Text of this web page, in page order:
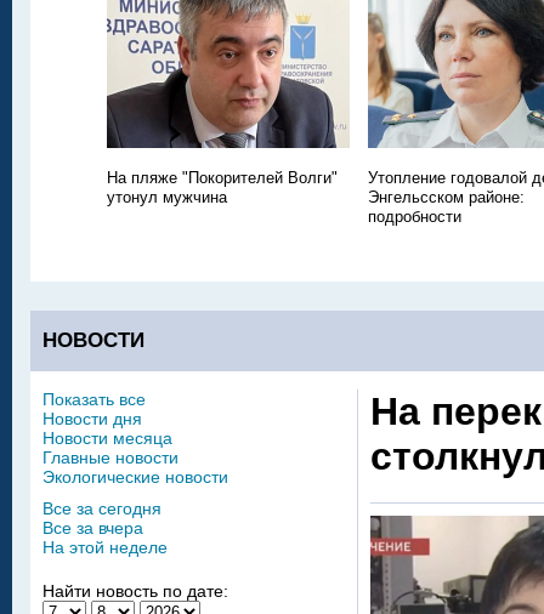
На пляже "Покорителей Волги"
утонул мужчина
Утопление годовалой
Энгельсском районе:
подробности
НОВОСТИ
На
Показать все
Новости дня
Новости месяца
Главные новости
Экологические новости
Все за сегодня
Все за вчера
На этой неделе
Найти новость по дате: